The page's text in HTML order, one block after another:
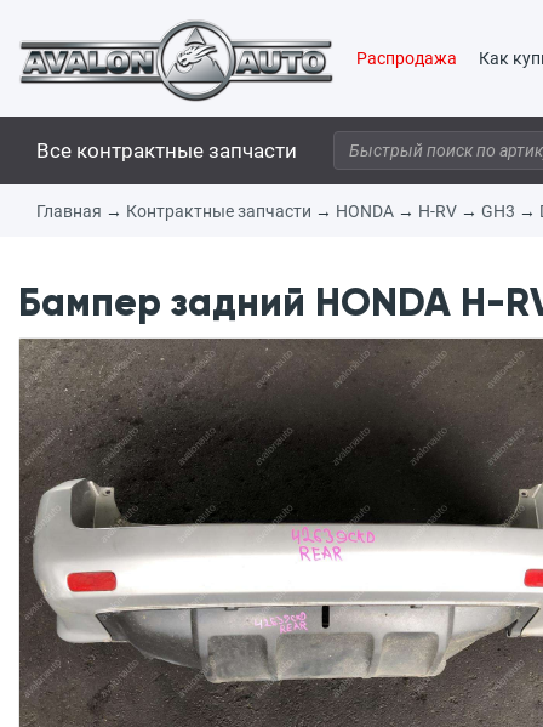
Распродажа Как
Все контрактные запчасти
Главная → Контрактные запчасти → HONDA → H-RV → GH3 →
Бампер задний HONDA H-